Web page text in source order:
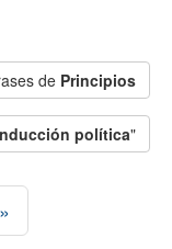
de Principios
política"
»